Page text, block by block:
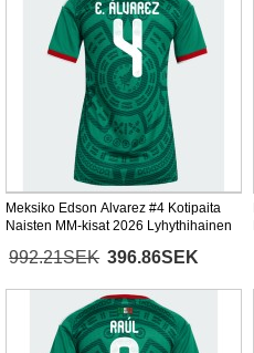
Meksiko Edson Alvarez #4 Kotipaita
Naisten MM-kisat 2026 Lyhythihainen
992.21SEK 396.86SEK